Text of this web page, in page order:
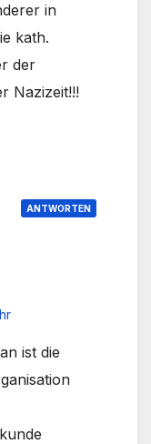
in
kath.
der
Nazizeit!!!
ANTWORTEN
ist die